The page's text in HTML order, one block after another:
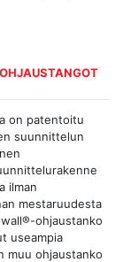
on patentoitu
suunnittelun
ilman
mestaruudesta
ohjaustanko
useampia
muu ohjaustanko